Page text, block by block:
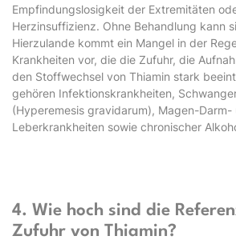
Empfindungslosigkeit der Extremitäten
Herzinsuffizienz. Ohne Behandlung kann
Hierzulande kommt ein Mangel in der
Krankheiten vor, die die Zufuhr, die
den Stoffwechsel von Thiamin stark
gehören Infektionskrankheiten,
(Hyperemesis gravidarum), Magen-Darm-
Leberkrankheiten sowie chronischer
4. Wie hoch sind die
Zufuhr von Thiamin?